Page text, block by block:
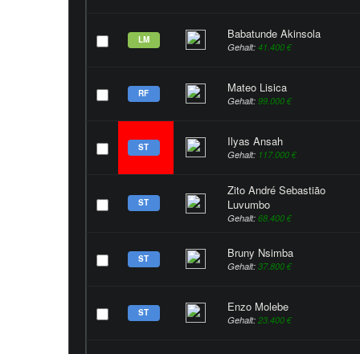
LM Babatunde Akinsola
Gehalt: 41.400 €
RF Mateo Lisica
Gehalt: 99.000 €
ST Ilyas Ansah
Gehalt: 117.000 €
ST
Zito André Sebastião
Luvumbo
Gehalt: 68.400 €
ST Bruny Nsimba
Gehalt: 37.800 €
ST Enzo Molebe
Gehalt: 23.400 €